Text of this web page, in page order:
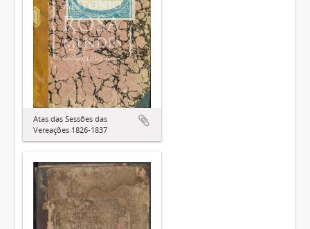
Atas das Sessões das
Vereações 1826-1837